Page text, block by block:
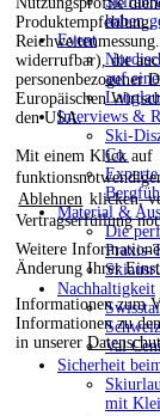
widerrufbar), die
personenbezogener
Europäischen
den USA.
Mit einem Klick auf
Ablehnen klicken,
Vertragserfüllung
Weitere
Änderung Ihrer
Informationen zum
Informationen zu
in unserer
haben
Event
auf
Interviews &
Ski-
Co.
Material &
Die
Praxis-
Nachhaltigkeit
Val
Sicherheit
mit